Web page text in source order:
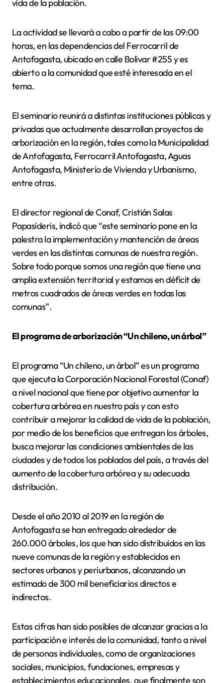
vida de la población.
La actividad se llevará a cabo a partir de las 09:00
horas, en las dependencias del Ferrocarril de
Antofagasta, ubicado en calle Bolivar #255 y es
abierto a la comunidad que esté interesada en el
tema.
El seminario reunirá a distintas instituciones públicas y
privadas que actualmente desarrollan proyectos de
arborización en la región, tales como la Municipalidad
de Antofagasta, Ferrocarril Antofagasta, Aguas
Antofagasta, Ministerio de Vivienda y Urbanismo,
entre otras.
El director regional de Conaf, Cristián Salas
Papasideris, indicó que “este seminario pone en la
palestra la implementación y mantención de áreas
verdes en las distintas comunas de nuestra región.
Sobre todo porque somos una región que tiene una
amplia extensión territorial y estamos en déficit de
metros cuadrados de áreas verdes en todas las
comunas”.
El programa de arborización “Un chileno, un árbol”
El programa “Un chileno, un árbol” es un programa
que ejecuta la Corporación Nacional Forestal (Conaf)
a nivel nacional que tiene por objetivo aumentar la
cobertura arbórea en nuestro país y con esto
contribuir a mejorar la calidad de vida de la población,
por medio de los beneficios que entregan los árboles,
busca mejorar las condiciones ambientales de las
ciudades y de todos los poblados del país, a través del
aumento de la cobertura arbórea y su adecuada
distribución.
Desde el año 2010 al 2019 en la región de
Antofagasta se han entregado alrededor de
260.000 árboles, los que han sido distribuidos en las
nueve comunas de la región y establecidos en
sectores urbanos y periurbanos, alcanzando un
estimado de 300 mil beneficiarios directos e
indirectos.
Estas cifras han sido posibles de alcanzar gracias a la
participación e interés de la comunidad, tanto a nivel
de personas individuales, como de organizaciones
sociales, municipios, fundaciones, empresas y
establecimientos educacionales, que finalmente son